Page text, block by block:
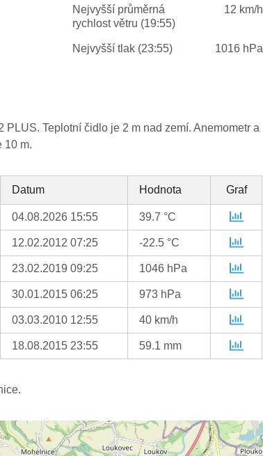
Nejvyšší průměrná
rychlost větru (19:55)
12 km/h
Nejvyšší tlak (23:55) 1016 hPa
Teplotní čidlo je 2 m nad zemí. Anemometr a
10 m.
Datum Hodnota Graf
04.08.2026 15:55 39.7 °C
12.02.2012 07:25 -22.5 °C
23.02.2019 09:25 1046 hPa
30.01.2015 06:25 973 hPa
03.03.2010 12:55 40 km/h
18.08.2015 23:55 59.1 mm